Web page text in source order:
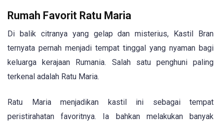
Rumah Favorit Ratu Maria
Di balik citranya yang gelap dan misterius, Kastil Bran
ternyata pernah menjadi tempat tinggal yang nyaman bagi
keluarga kerajaan Rumania. Salah satu penghuni paling
terkenal adalah Ratu Maria.
Ratu Maria menjadikan kastil ini sebagai tempat
peristirahatan favoritnya. Ia bahkan melakukan banyak